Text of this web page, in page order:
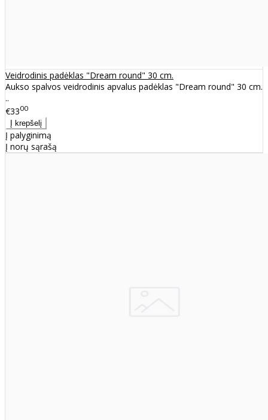
Veidrodinis padėklas "Dream round" 30 cm.
Aukso spalvos veidrodinis apvalus padėklas "Dream round" 30 cm.
..
€3300
Į palyginimą
Į norų sąrašą